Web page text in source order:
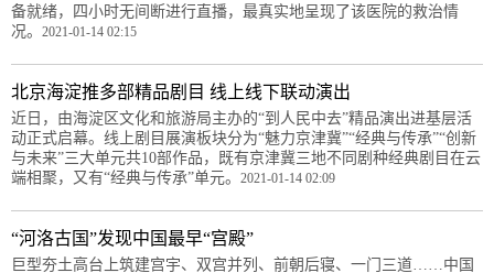
备就绪，四小时无间断进行直播，最真实地呈现了该医院的救治情
况。 2021-01-14 02:15
北京海淀推多部精品剧目 线上线下联动演出
近日，由海淀区文化和旅游局主办的“到人民中去”精品演出进基层活
动正式启幕。线上剧目展演板块分为“魅力京津冀”“经典与传承”“创新
与未来”三大单元共10部作品，既有京津冀三地不同剧种经典剧目在云
端相聚，又有“经典与传承”单元。 2021-01-14 02:09
“河洛古国”发现中国最早“宫殿”
巨型夯土高台上筑建宫宇、双宫并列、前朝后寝、一门三道……中国